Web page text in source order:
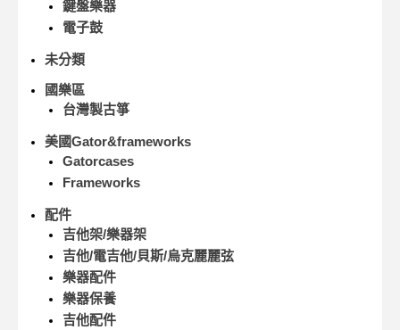
鍵盤樂器
電子鼓
未分類
國樂區
台灣製古箏
美國Gator&frameworks
Gatorcases
Frameworks
配件
吉他架/樂器架
吉他/電吉他/貝斯/烏克麗麗弦
樂器配件
樂器保養
吉他配件